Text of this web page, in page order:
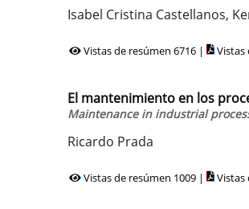
Isabel Cristina Castellanos,
Vistas de resúmen 6716 | Vistas
El mantenimiento en los
Maintenance in industrial
Ricardo Prada
Vistas de resúmen 1009 | Vistas